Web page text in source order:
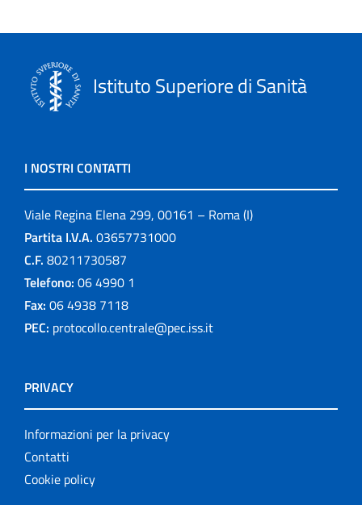
Istituto Superiore di Sanità
I NOSTRI CONTATTI
Viale Regina Elena 299, 00161 – Roma (I)
Partita I.V.A. 03657731000
C.F. 80211730587
Telefono: 06 4990 1
Fax: 06 4938 7118
PEC: protocollo.centrale@pec.iss.it
PRIVACY
Informazioni per la privacy
Contatti
Cookie policy